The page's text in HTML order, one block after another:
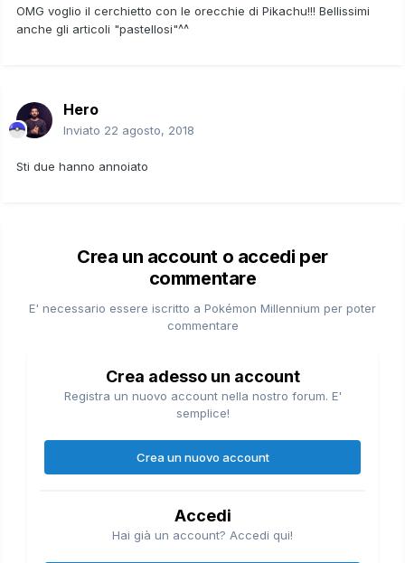
OMG voglio il cerchietto con le orecchie di Pikachu!!! Bellissimi
anche gli articoli "pastellosi"^^
Hero
Inviato 22 agosto, 2018
Sti due hanno annoiato
Crea un account o accedi per
commentare
E' necessario essere iscritto a Pokémon Millennium per poter
commentare
Crea adesso un account
Registra un nuovo account nella nostro forum. E'
semplice!
Crea un nuovo account
Accedi
Hai già un account? Accedi qui!